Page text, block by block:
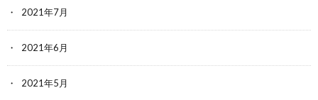
2021年7月
2021年6月
2021年5月